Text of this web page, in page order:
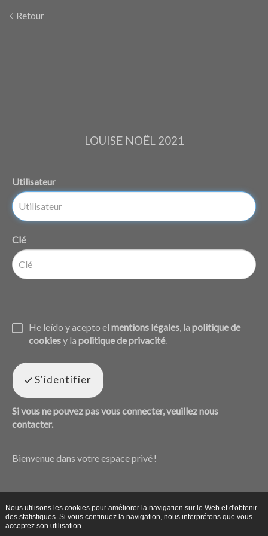
Retour
LOUISE NOËL 2021
Utilisateur
Clé
He leído y acepto el mentions légales , la politique de
cookiesy la politique de privacité.
S'identifier
Si vous ne pouvez pas vous connecter, veuillez nous
contacter.
Bienvenue dans votre espace privé !
Nous utilisons les cookies pour améliorer la navigation sur le Web et d'obtenir
des statistiques. Si vous continuez la navigation, nous interprétons que vous
acceptez son utilisation. .